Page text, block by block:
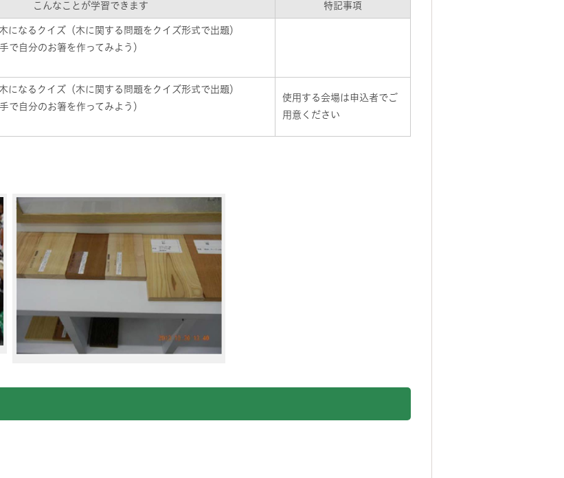
こんなことが学習できます 特記事項
になるクイズ（木に関する問題をクイズ形式で出題）
で自分のお箸を作ってみよう）
になるクイズ（木に関する問題をクイズ形式で出題）
で自分のお箸を作ってみよう）
使用する会場は申込者でご
用意ください